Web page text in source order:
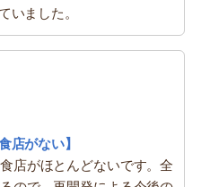
いました。
店がない】
店がほとんどないです。全